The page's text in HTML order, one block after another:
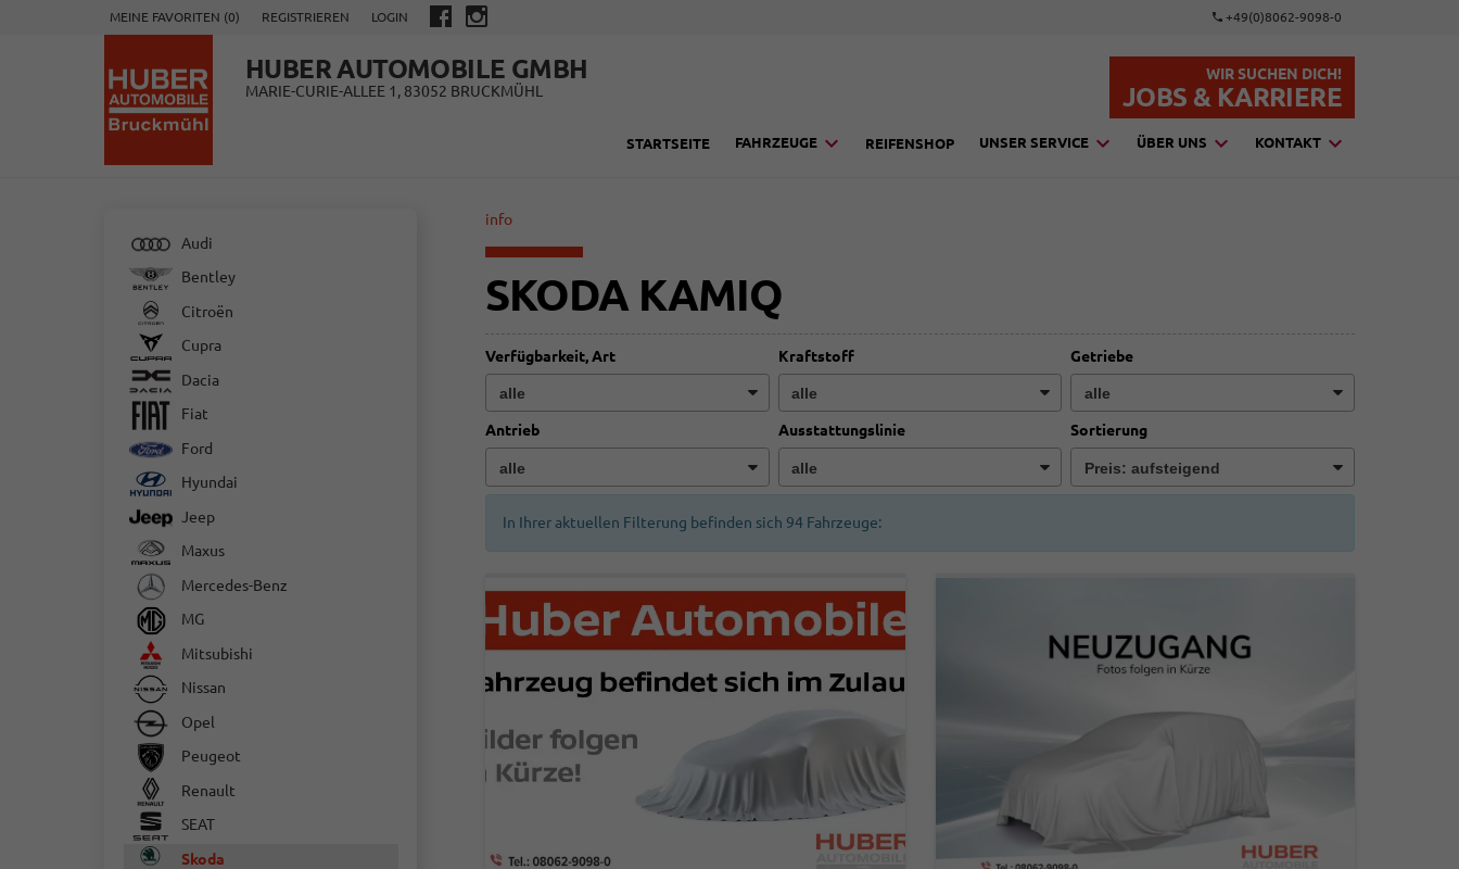
MEINE FAVORITEN (0) REGISTRIEREN LOGIN +49(0)8062-9098-0
HUBER AUTOMOBILE GMBH
MARIE-CURIE-ALLEE 1, 83052 BRUCKMÜHL
WIR SUCHEN DICH!
JOBS & KARRIERE
STARTSEITE FAHRZEUGE REIFENSHOP UNSER SERVICE ÜBER UNS KONTAKT
info
SKODA KAMIQ
Verfügbarkeit, Art Kraftstoff Getriebe
Antrieb Ausstattungslinie Sortierung
In Ihrer aktuellen Filterung befinden sich 94 Fahrzeuge:
Audi
Bentley
Citroën
Cupra
Dacia
Fiat
Ford
Hyundai
Jeep
Maxus
Mercedes-Benz
MG
Mitsubishi
Nissan
Opel
Peugeot
Renault
SEAT
Skoda